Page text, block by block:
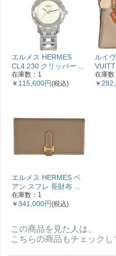
エルメス HERMES
CL4.230 クリッパー ナ
クレ 腕時計 シェル文字
盤 ベゼル12Pダイヤ レ
在庫数：1
￥ 115,600円(税込)
ルイ
イド
在庫数
￥
エルメス HERMES ベ
アン スフレ 長財布 ヴ
ォーエプソン Y刻印 エ
トゥープ ゴールド金具
在庫数：1
￥ 341,000円(税込)
この商品を見た人は、
こちらの商品もチェックし